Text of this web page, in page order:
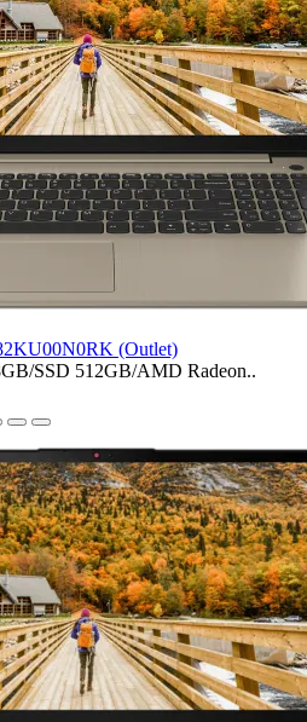
(Outlet)
SSD 512GB/AMD Radeon..